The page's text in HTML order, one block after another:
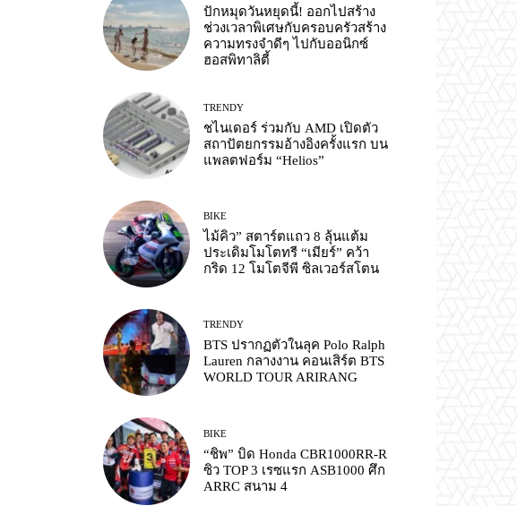
ปักหมุดวันหยุดนี้! ออกไปสร้าง
ช่วงเวลาพิเศษกับครอบครัวสร้าง
ความทรงจำดีๆ ไปกับออนิกซ์
ฮอสพิทาลิตี้
TRENDY
ชไนเดอร์ ร่วมกับ AMD เปิดตัว
สถาปัตยกรรมอ้างอิงครั้งแรก บน
แพลตฟอร์ม “Helios”
BIKE
ไม้คิว” สตาร์ตแถว 8 ลุ้นแต้ม
ประเดิมโมโตทรี “เมียร์” คว้า
กริด 12 โมโตจีพี ซิลเวอร์สโตน
TRENDY
BTS ปรากฏตัวในลุค Polo Ralph
Lauren กลางงาน คอนเสิร์ต BTS
WORLD TOUR ARIRANG
BIKE
“ชิพ” บิด Honda CBR1000RR-R
ซิว TOP 3 เรซแรก ASB1000 ศึก
ARRC สนาม 4